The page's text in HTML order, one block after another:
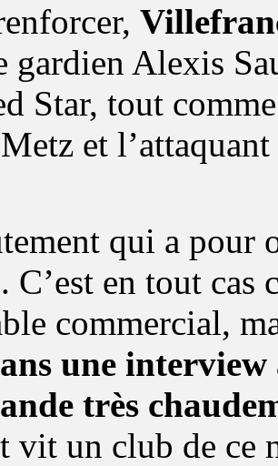
gardien Alexis
Star, tout
et
qui a pour
C’est en tout cas
commercial,
une interview
très
vit un club de ce